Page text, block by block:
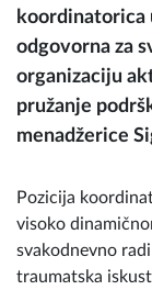
koordinatorica
odgovorna za
organizaciju
pružanje
menadžerice
Pozicija
visoko
svakodnevno
traumatska